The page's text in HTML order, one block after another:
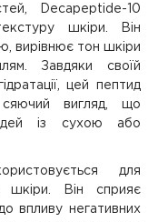
Decapeptide-10
шкіри. Він
вирівнює тон шкіри
Завдяки своїй
цей пептид
сяючий вигляд, що
із сухою або
для
шкіри. Він сприяє
впливу негативних